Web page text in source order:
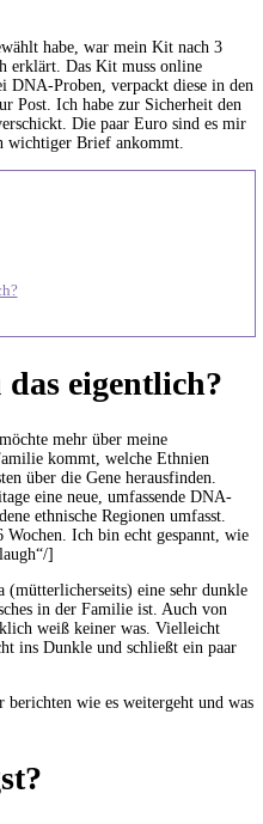
habe, war mein Kit nach 3
erklärt. Das Kit muss online
DNA-Proben, verpackt diese in den
Post. Ich habe zur Sicherheit den
Die paar Euro sind es mir
wichtiger Brief ankommt.
eigentlich?
mehr über meine
kommt, welche Ethnien
über die Gene herausfinden.
eine neue, umfassende DNA-
ethnische Regionen umfasst.
Ich bin echt gespannt, wie
]
(mütterlicherseits) eine sehr dunkle
in der Familie ist. Auch von
weiß keiner was. Vielleicht
ins Dunkle und schließt ein paar
wie es weitergeht und was